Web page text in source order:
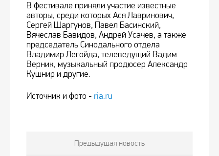
В фестивале приняли участие известные
авторы, среди которых Ася Лавринович,
Сергей Шаргунов, Павел Басинский,
Вячеслав Бавидов, Андрей Усачев, а также
председатель Синодального отдела
Владимир Легойда, телеведущий Вадим
Верник, музыкальный продюсер Александр
Кушнир и другие.
Источник и фото - ria.ru
Предыдущая новость